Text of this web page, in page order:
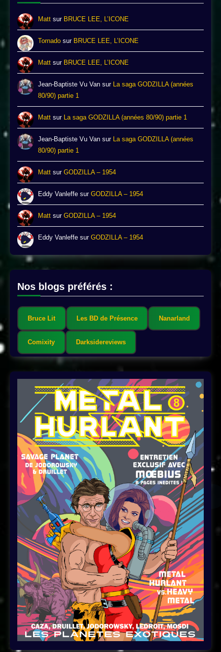
Matt sur BRUCE LEE, L’ICONE
Tornado sur BRUCE LEE, L’ICONE
Matt sur BRUCE LEE, L’ICONE
Jean-Baptiste Vu Van sur La saga GODZILLA (années
80/90) partie 1
Matt sur La saga GODZILLA (années 80/90) partie 1
Jean-Baptiste Vu Van sur La saga GODZILLA (années
80/90) partie 1
Matt surGODZILLA – 1954
Eddy Vanleffe surGODZILLA – 1954
Matt surGODZILLA – 1954
Eddy Vanleffe surGODZILLA – 1954
Nos blogs préférés :
Bruce Lit Les BD de Présence Nanarland
Comixity Darksidereviews